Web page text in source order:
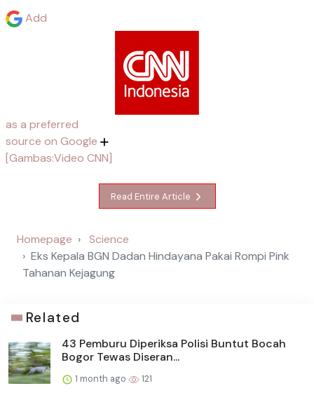
Add
as a preferred
source on Google
[Gambas:Video CNN]
Read Entire Article
Homepage
Science
Eks Kepala BGN Dadan Hindayana Pakai Rompi Pink
Tahanan Kejagung
Related
43 Pemburu Diperiksa Polisi Buntut Bocah
Bogor Tewas Diseran...
1 month ago 121